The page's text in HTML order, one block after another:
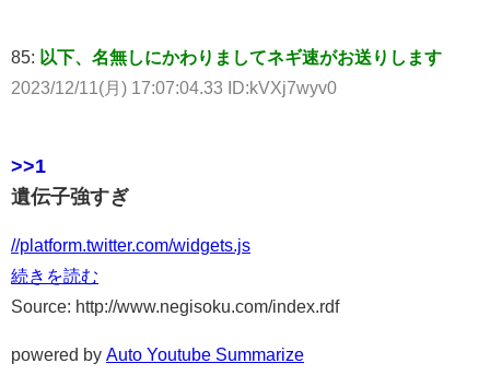
85: 以下、名無しにかわりましてネギ速がお送りします
2023/12/11(月) 17:07:04.33 ID:kVXj7wyv0
>>1
遺伝子強すぎ
//platform.twitter.com/widgets.js
続きを読む
Source: http://www.negisoku.com/index.rdf
powered by Auto Youtube Summarize